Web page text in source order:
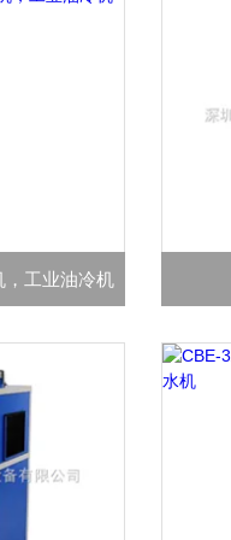
，工业油冷机